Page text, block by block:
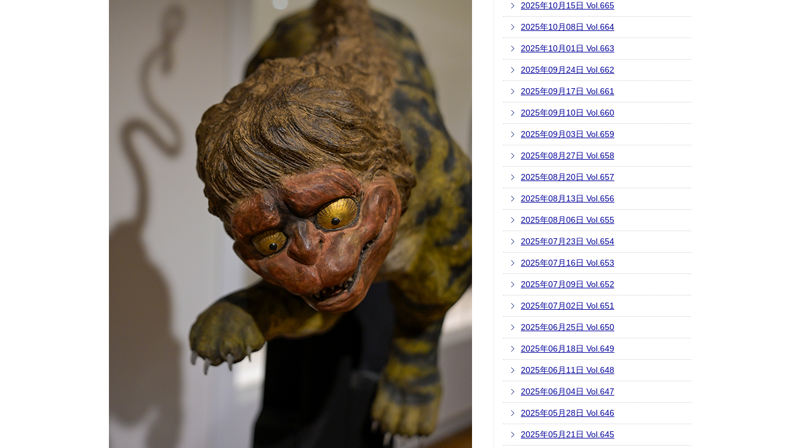
2025年10月15日 Vol.665
2025年10月08日 Vol.664
2025年10月01日 Vol.663
2025年09月24日 Vol.662
2025年09月17日 Vol.661
2025年09月10日 Vol.660
2025年09月03日 Vol.659
2025年08月27日 Vol.658
2025年08月20日 Vol.657
2025年08月13日 Vol.656
2025年08月06日 Vol.655
2025年07月23日 Vol.654
2025年07月16日 Vol.653
2025年07月09日 Vol.652
2025年07月02日 Vol.651
2025年06月25日 Vol.650
2025年06月18日 Vol.649
2025年06月11日 Vol.648
2025年06月04日 Vol.647
2025年05月28日 Vol.646
2025年05月21日 Vol.645